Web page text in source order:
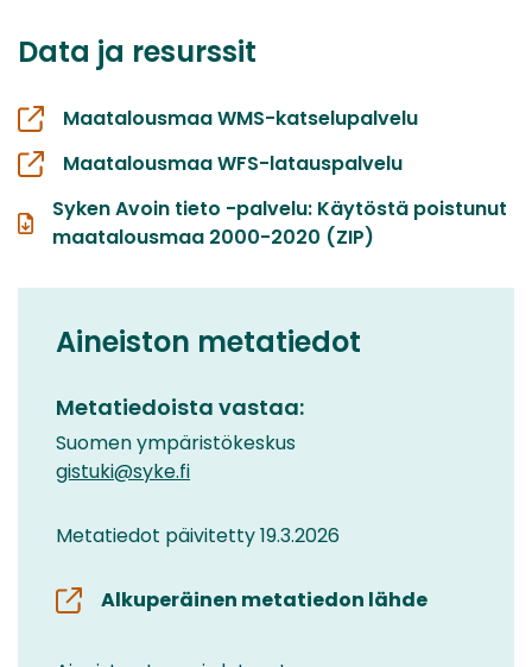
Data ja resurssit
Maatalousmaa WMS-katselupalvelu
Maatalousmaa WFS-latauspalvelu
Syken Avoin tieto -palvelu: Käytöstä poistunut
maatalousmaa 2000-2020 (ZIP)
Aineiston metatiedot
Metatiedoista vastaa:
Suomen ympäristökeskus
gistuki@syke.fi
Metatiedot päivitetty 19.3.2026
Alkuperäinen metatiedon lähde